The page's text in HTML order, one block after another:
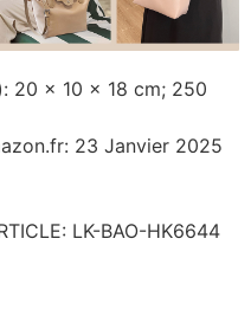
20 x 10 x 18 cm; 250
23 Janvier 2025
LK-BAO-HK6644